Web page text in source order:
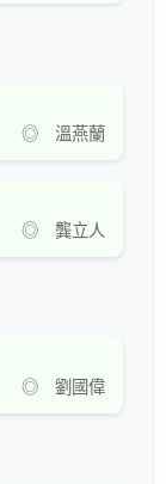
◎ 溫燕蘭
◎ 龔立人
◎ 劉國偉